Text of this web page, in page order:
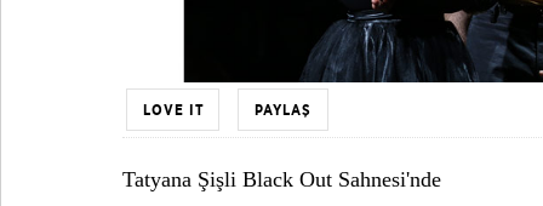
LOVE IT PAYLAŞ
Tatyana Şişli Black Out Sahnesi'nde